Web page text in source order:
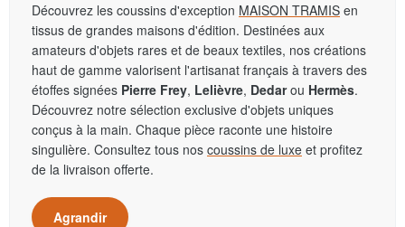
Découvrez les coussins d'exception MAISON TRAMIS en
tissus de grandes maisons d'édition. Destinées aux
amateurs d'objets rares et de beaux textiles, nos créations
haut de gamme valorisent l'artisanat français à travers des
étoffes signées Pierre Frey, Lelièvre, Dedarou Hermès.
Découvrez notre sélection exclusive d'objets uniques
conçus à la main. Chaque pièce raconte une histoire
singulière. Consultez tous nos coussins de luxe et profitez
de la livraison offerte.
Agrandir